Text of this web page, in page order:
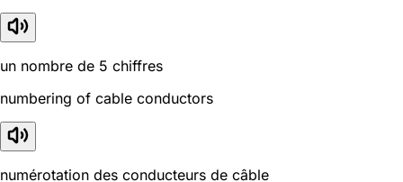
un nombre de 5 chiffres
numbering of cable conductors
numérotation des conducteurs de câble